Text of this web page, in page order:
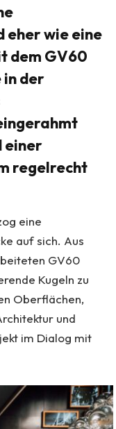
eher wie eine
dem GV60
der
einer
regelrecht
eine
auf sich. Aus
GV60
Kugeln zu
Oberflächen,
und
im Dialog mit